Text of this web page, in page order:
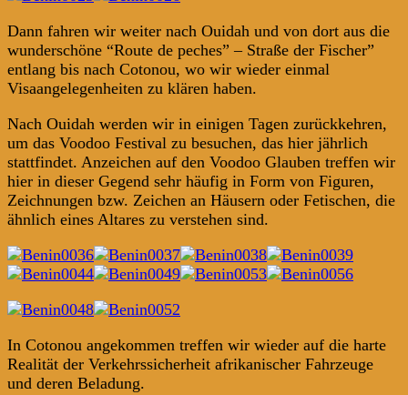
Dann fahren wir weiter nach Ouidah und von dort aus die
wunderschöne “Route de peches” – Straße der Fischer”
entlang bis nach Cotonou, wo wir wieder einmal
Visaangelegenheiten zu klären haben.
Nach Ouidah werden wir in einigen Tagen zurückkehren,
um das Voodoo Festival zu besuchen, das hier jährlich
stattfindet. Anzeichen auf den Voodoo Glauben treffen wir
hier in dieser Gegend sehr häufig in Form von Figuren,
Zeichnungen bzw. Zeichen an Häusern oder Fetischen, die
ähnlich eines Altares zu verstehen sind.
In Cotonou angekommen treffen wir wieder auf die harte
Realität der Verkehrssicherheit afrikanischer Fahrzeuge
und deren Beladung.